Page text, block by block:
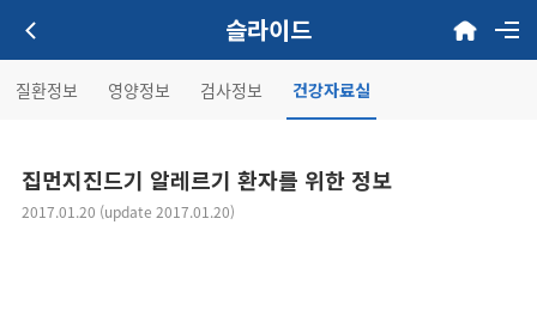
슬라이드
질환정보 영양정보 검사정보 건강자료실
집먼지진드기 알레르기 환자를 위한 정보
2017.01.20 (update 2017.01.20)